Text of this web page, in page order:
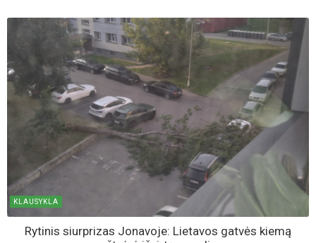
KLAUSYKLA
Rytinis siurprizas Jonavoje: Lietavos gatvės kiemą